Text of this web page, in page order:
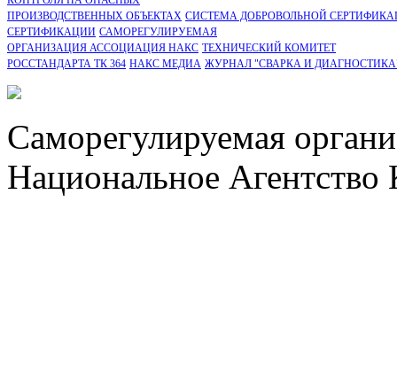
ПРОИЗВОДСТВЕННЫХ ОБЪЕКТАХ СИСТЕМА ДОБРОВОЛЬНОЙ
CЕРТИФИКАЦИИ САМОРЕГУЛИРУЕМАЯ
ОРГАНИЗАЦИЯ АССОЦИАЦИЯ НАКС ТЕХНИЧЕСКИЙ КОМИТЕТ
РОССТАНДАРТА ТК 364 НАКС МЕДИА ЖУРНАЛ "СВАРКА И
Саморегулируемая
Национальное Агентство